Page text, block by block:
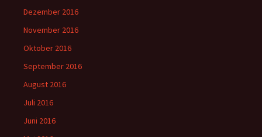
Dezember 2016
November 2016
Oktober 2016
September 2016
August 2016
Juli 2016
Juni 2016